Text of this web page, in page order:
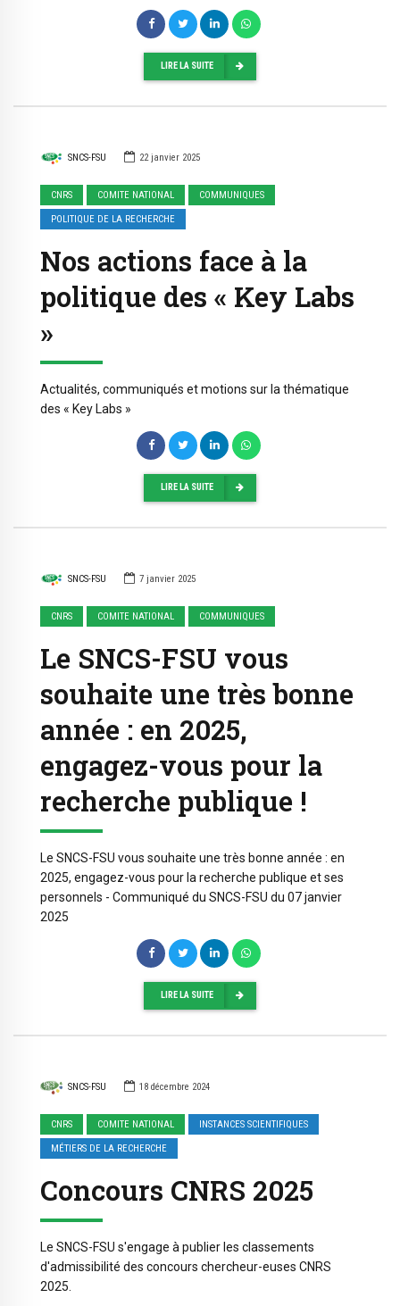
LIRE LA SUITE
SNCS-FSU 22 janvier 2025
CNRS COMITE NATIONAL COMMUNIQUES
POLITIQUE DE LA RECHERCHE
Nos actions face à la
politique des « Key Labs
»
Actualités, communiqués et motions sur la thématique
des « Key Labs »
LIRE LA SUITE
SNCS-FSU 7 janvier 2025
CNRS COMITE NATIONAL COMMUNIQUES
Le SNCS-FSU vous
souhaite une très bonne
année : en 2025,
engagez-vous pour la
recherche publique !
Le SNCS-FSU vous souhaite une très bonne année : en
2025, engagez-vous pour la recherche publique et ses
personnels - Communiqué du SNCS-FSU du 07 janvier
2025
LIRE LA SUITE
SNCS-FSU 18 décembre 2024
CNRS COMITE NATIONAL INSTANCES SCIENTIFIQUES
MÉTIERS DE LA RECHERCHE
Concours CNRS 2025
Le SNCS-FSU s'engage à publier les classements
d'admissibilité des concours chercheur-euses CNRS
2025.